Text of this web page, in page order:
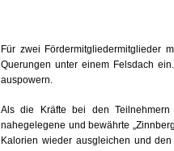
Für zwei Fördermitgliedermitglieder
Querungen unter einem Felsdach
auspowern.
Als die Kräfte bei den
nahegelegene und bewährte
Kalorien wieder ausgleichen und